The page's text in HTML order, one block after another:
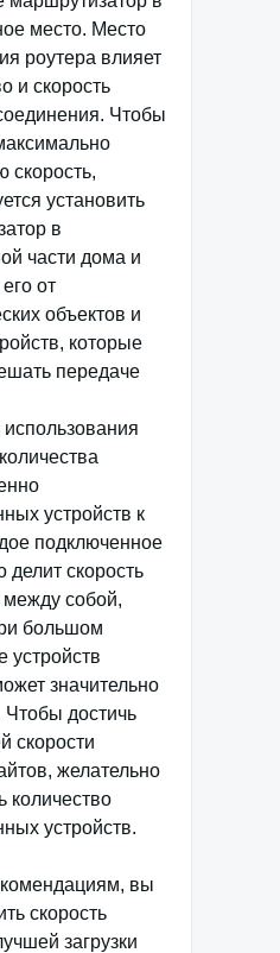
место. Место
роутера влияет
и скорость
Чтобы
скорость,
установить
в
части дома и
от
объектов и
которые
передаче
использования
устройств к
подключенное
делит скорость
между собой,
большом
устройств
значительно
Чтобы достичь
скорости
желательно
количество
устройств.
вы
скорость
загрузки